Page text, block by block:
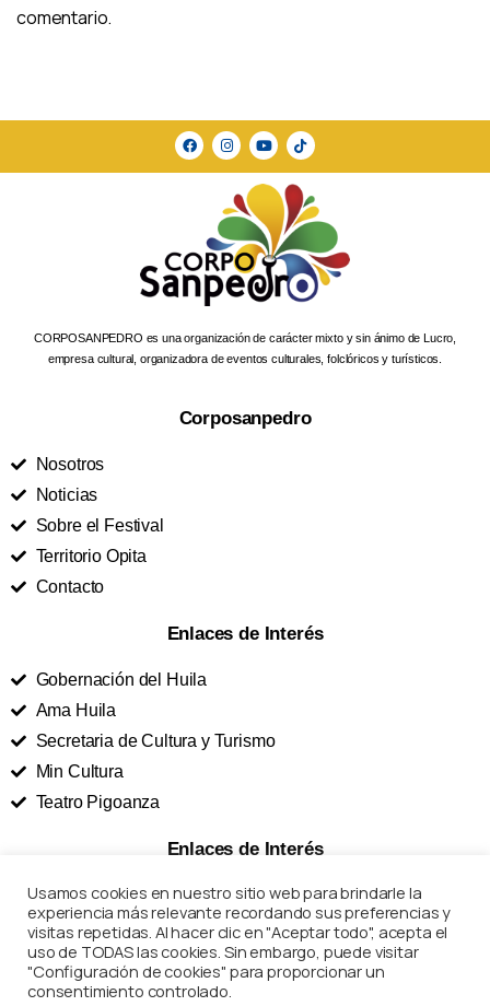
comentario.
CORPOSANPEDRO es una organización de carácter mixto y sin ánimo de Lucro,
empresa cultural, organizadora de eventos culturales, folclóricos y turísticos.
Corposanpedro
Nosotros
Noticias
Sobre el Festival
Territorio Opita
Contacto
Enlaces de Interés
Gobernación del Huila
Ama Huila
Secretaria de Cultura y Turismo
Min Cultura
Teatro Pigoanza
Enlaces de Interés
Términos y Condiciones
Políticas de Privacidad
Preguntas Frecuentes
Marco Legal
Usamos cookies en nuestro sitio web para brindarle la
experiencia más relevante recordando sus preferencias y
visitas repetidas. Al hacer clic en "Aceptar todo", acepta el
uso de TODAS las cookies. Sin embargo, puede visitar
"Configuración de cookies" para proporcionar un
consentimiento controlado.